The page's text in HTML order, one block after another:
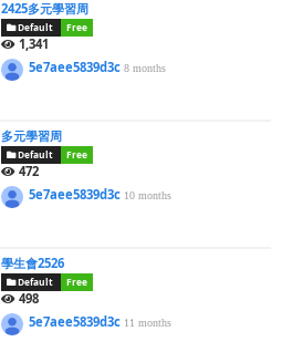
2425多元學習周
Default Free
1,341
5e7aee5839d3c8 months
多元學習周
Default Free
472
5e7aee5839d3c 10 months
學生會2526
Default Free
498
5e7aee5839d3c 11 months